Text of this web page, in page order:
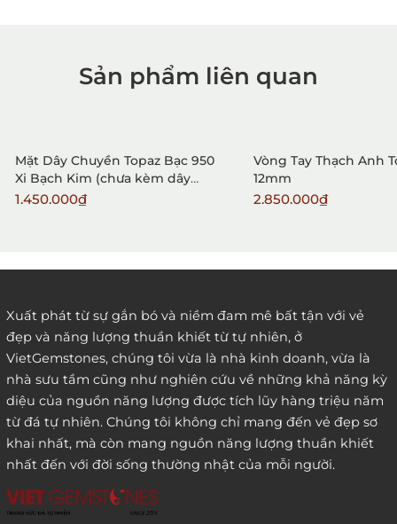
1. Mua hàng trực tiếp tại VietGemstones
3. Đặt hàng thông quaemail hay chat trực tiếp với
chúng tôi:
Sản phẩm liên quan
Mặt Dây Chuyền Topaz Bạc 950
Xi Bạch Kim (chưa kèm dây
đeo)
1.450.000₫
Vòng Tay Thạch Anh
12mm
2.850.000₫
Xuất phát từ sự gắn bó và niềm đam mê bất tận với vẻ
đẹp và năng lượng thuần khiết từ tự nhiên, ở
VietGemstones, chúng tôi vừa là nhà kinh doanh, vừa là
nhà sưu tầm cũng như nghiên cứu về những khả năng kỳ
diệu của nguồn năng lượng được tích lũy hàng triệu năm
từ đá tự nhiên. Chúng tôi không chỉ mang đến vẻ đẹp sơ
khai nhất, mà còn mang nguồn năng lượng thuần khiết
nhất đến với đời sống thường nhật của mỗi người.